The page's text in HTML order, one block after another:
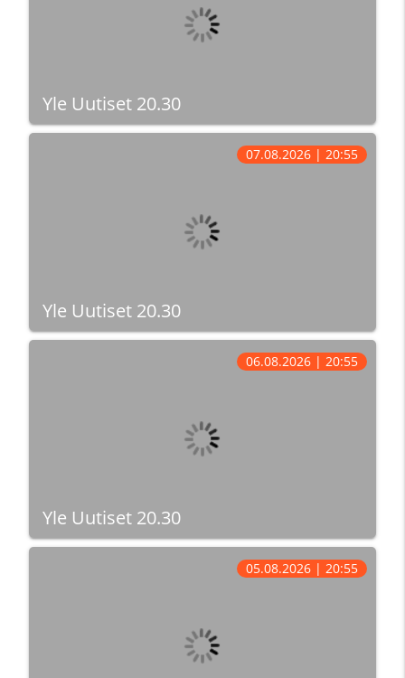
Yle Uutiset 20.30
Yle Uutiset 20.30
07.08.2026 | 20:55
Yle Uutiset 20.30
06.08.2026 | 20:55
05.08.2026 | 20:55